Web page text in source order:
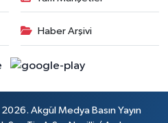
Haber Arşivi
Akgül Medya Basın Yayın